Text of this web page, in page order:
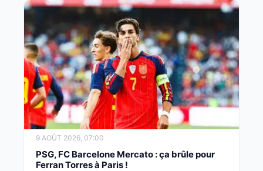
9 AOÛT 2026, 07:00
PSG, FC Barcelone Mercato : ça brûle pour
Ferran Torres à Paris !